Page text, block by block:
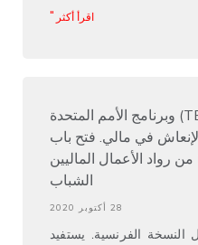
اقرأ أكثر "
مؤسسة توني إلوميلو (TEF) وبرنامج الأمم المتحدة
في مالي. فتح باب
التقديم لتمكين 10,000 من رواد الأعمال الماليين
الشباب
28 أكتوبر 2020
الفرنسية. يستفيد